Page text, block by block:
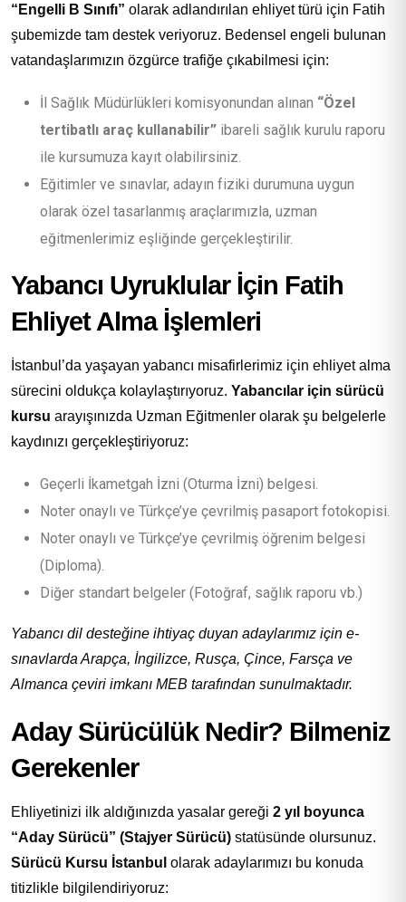
“Engelli B Sınıfı” olarak adlandırılan ehliyet türü için Fatih
şubemizde tam destek veriyoruz. Bedensel engeli bulunan
vatandaşlarımızın özgürce trafiğe çıkabilmesi için:
İl Sağlık Müdürlükleri komisyonundan alınan “Özel
tertibatlı araç kullanabilir” ibareli sağlık kurulu raporu
ile kursumuza kayıt olabilirsiniz.
Eğitimler ve sınavlar, adayın fiziki durumuna uygun
olarak özel tasarlanmış araçlarımızla, uzman
eğitmenlerimiz eşliğinde gerçekleştirilir.
Yabancı Uyruklular İçin Fatih
Ehliyet Alma İşlemleri
İstanbul’da yaşayan yabancı misafirlerimiz için ehliyet alma
sürecini oldukça kolaylaştırıyoruz. Yabancılar için sürücü
kursu arayışınızda Uzman Eğitmenler olarak şu belgelerle
kaydınızı gerçekleştiriyoruz:
Geçerli İkametgah İzni (Oturma İzni) belgesi.
Noter onaylı ve Türkçe’ye çevrilmiş pasaport fotokopisi.
Noter onaylı ve Türkçe’ye çevrilmiş öğrenim belgesi
(Diploma).
Diğer standart belgeler (Fotoğraf, sağlık raporu vb.)
Yabancı dil desteğine ihtiyaç duyan adaylarımız için e-
sınavlarda Arapça, İngilizce, Rusça, Çince, Farsça ve
Almanca çeviri imkanı MEB tarafından sunulmaktadır.
Aday Sürücülük Nedir? Bilmeniz
Gerekenler
Ehliyetinizi ilk aldığınızda yasalar gereği 2 yıl boyunca
“Aday Sürücü” (Stajyer Sürücü) statüsünde olursunuz.
Sürücü Kursu İstanbul olarak adaylarımızı bu konuda
titizlikle bilgilendiriyoruz: